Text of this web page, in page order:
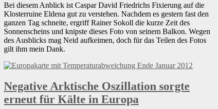
Bei diesem Anblick ist Caspar David Friedrichs Fixierung auf die
Klosterruine Eldena gut zu verstehen. Nachdem es gestern fast den
ganzen Tag schneite, ergriff Rainer Sokoll die kurze Zeit des
Sonnenscheins und knipste dieses Foto von seinem Balkon. Wegen
des Ausblicks mag Neid aufkeimen, doch für das Teilen des Fotos
gilt ihm mein Dank.
Negative Arktische Oszillation sorgte
erneut für Kälte in Europa